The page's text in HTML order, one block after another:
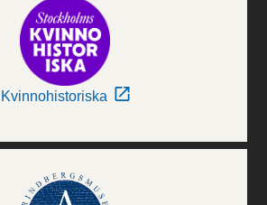
Kvinnohistoriska